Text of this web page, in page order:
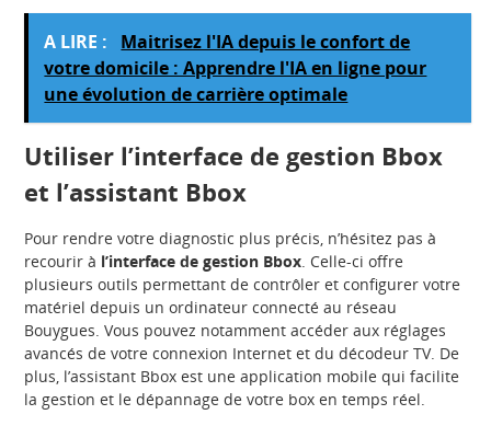
A LIRE :
Maitrisez l'IA depuis le confort de
votre domicile : Apprendre l'IA en ligne pour
une évolution de carrière optimale
Utiliser l’interface de gestion Bbox
et l’assistant Bbox
Pour rendre votre diagnostic plus précis, n’hésitez pas à
recourir à l’interface de gestion Bbox. Celle-ci offre
plusieurs outils permettant de contrôler et configurer votre
matériel depuis un ordinateur connecté au réseau
Bouygues. Vous pouvez notamment accéder aux réglages
avancés de votre connexion Internet et du décodeur TV. De
plus, l’assistant Bbox est une application mobile qui facilite
la gestion et le dépannage de votre box en temps réel.